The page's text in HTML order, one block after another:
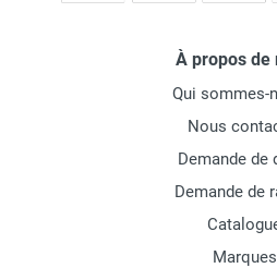
À propos de
Qui sommes-
Nous
Demande de
Demande de
Marques